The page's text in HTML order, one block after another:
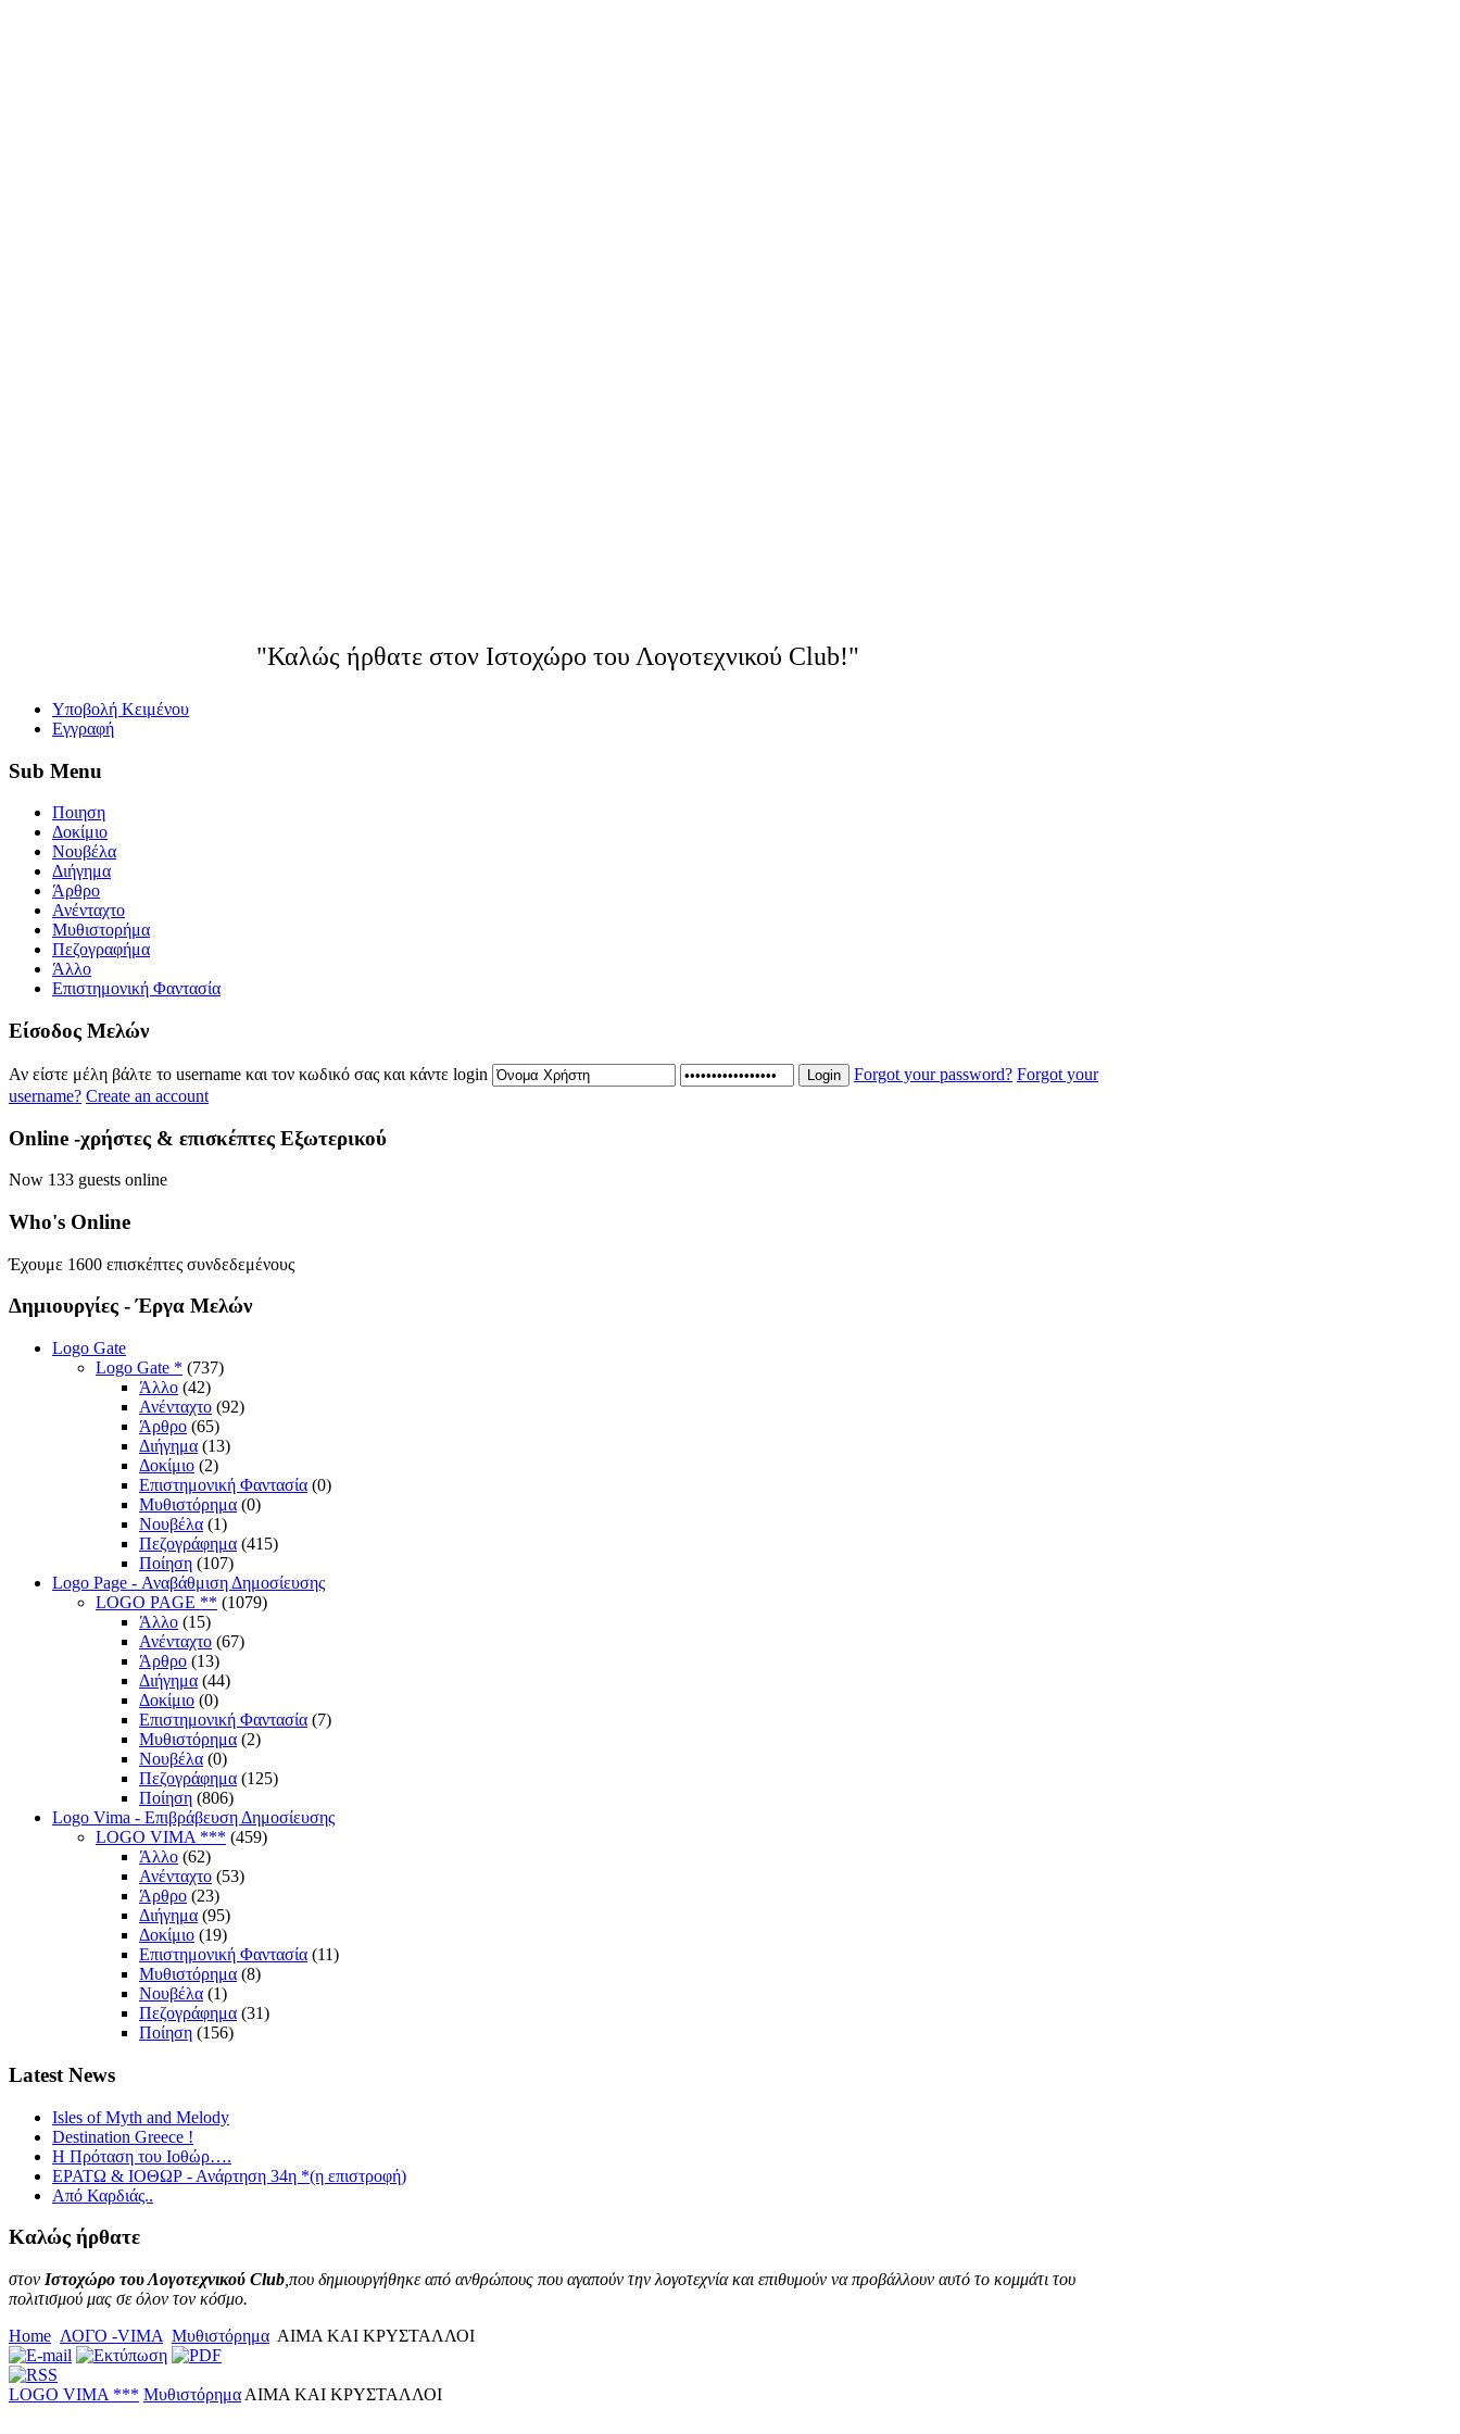
"Καλώς ήρθατε στον Ιστοχώρο του Λογοτεχνικού Club!"
Yποβολή Κειμένου
Εγγραφή
Sub Menu
Ποιηση
Δοκίμιο
Νουβέλα
Διήγημα
Άρθρο
Ανένταχτο
Μυθιστορήμα
Πεζογραφήμα
Άλλο
Επιστημονική Φαντασία
Eίσοδος Μελών
Αν είστε μέλη βάλτε το username και τον κωδικό σας και κάντε login Login Forgot your password? Forgot your
username? Create an account
Online -χρήστες & επισκέπτες Εξωτερικού
Now 133 guests online
Who's Online
Έχουμε 1600 επισκέπτες συνδεδεμένους
Δημιουργίες - Έργα Μελών
Logo Gate
Logo Gate * (737)
Άλλο (42)
Ανένταχτο (92)
Άρθρο (65)
Διήγημα (13)
Δοκίμιο (2)
Επιστημονική Φαντασία (0)
Μυθιστόρημα (0)
Νουβέλα (1)
Πεζογράφημα (415)
Ποίηση (107)
Logo Page - Αναβάθμιση Δημοσίευσης
LOGO PAGE ** (1079)
Άλλο (15)
Ανένταχτο (67)
Άρθρο (13)
Διήγημα (44)
Δοκίμιο (0)
Επιστημονική Φαντασία (7)
Μυθιστόρημα (2)
Νουβέλα (0)
Πεζογράφημα (125)
Ποίηση (806)
Logo Vima - Επιβράβευση Δημοσίευσης
LOGO VIMA *** (459)
Άλλο (62)
Ανένταχτο (53)
Άρθρο (23)
Διήγημα (95)
Δοκίμιο (19)
Επιστημονική Φαντασία (11)
Μυθιστόρημα (8)
Νουβέλα (1)
Πεζογράφημα (31)
Ποίηση (156)
Latest News
Isles of Myth and Melody
Destination Greece !
Η Πρόταση του Ιοθώρ….
ΕΡΑΤΩ & ΙΟΘΩΡ - Ανάρτηση 34η *(η επιστροφή)
Από Καρδιάς..
Καλώς ήρθατε
στον Ιστοχώρο του Λογοτεχνικού Club ,που δημιουργήθηκε από ανθρώπους που αγαπούν την λογοτεχνία και επιθυμούν να προβάλλουν αυτό το κομμάτι του
πολιτισμού μας σε όλον τον κόσμο.
Home ΛΟΓΟ -VIMA Μυθιστόρημα ΑΙΜΑ ΚΑΙ ΚΡΥΣΤΑΛΛΟΙ
LOGO VIMA *** Μυθιστόρημα ΑΙΜΑ ΚΑΙ ΚΡΥΣΤΑΛΛΟΙ